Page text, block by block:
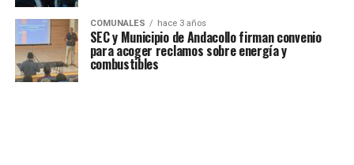
COMUNALES hace 3 años
SEC y Municipio de Andacollo firman convenio
para acoger reclamos sobre energía y
combustibles